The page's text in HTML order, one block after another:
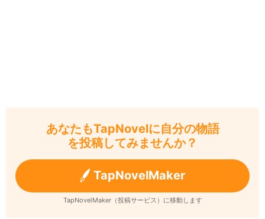
あなたもTapNovelに自分の物語
を投稿してみませんか？
TapNovelMaker
TapNovelMaker（投稿サービス）に移動します